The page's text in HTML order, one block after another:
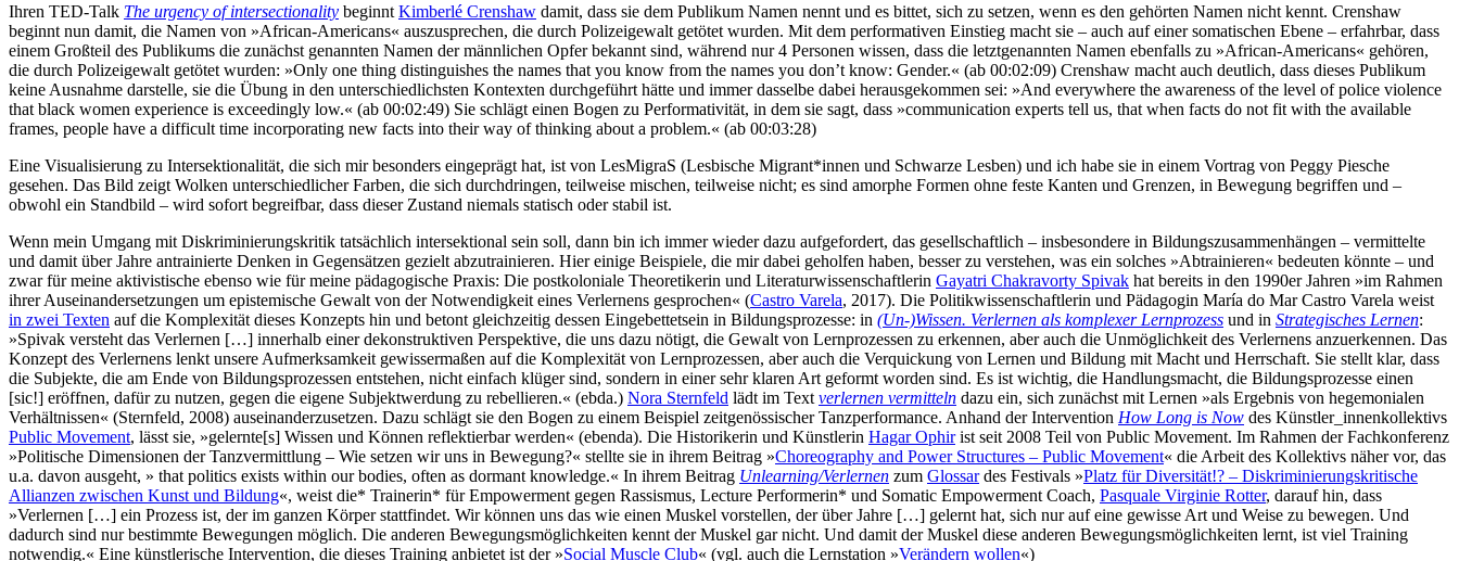
Ihren TED-Talk The urgency of intersectionality beginnt Kimberlé Crenshaw damit, dass sie dem Publikum Namen nennt und es bittet, sich zu setzen, wenn es den gehörten Namen nicht kennt. Crenshaw
beginnt nun damit, die Namen von »African-Americans« auszusprechen, die durch Polizeigewalt getötet wurden. Mit dem performativen Einstieg macht sie – auch auf einer somatischen Ebene – erfahrbar, dass
einem Großteil des Publikums die zunächst genannten Namen der männlichen Opfer bekannt sind, während nur 4 Personen wissen, dass die letztgenannten Namen ebenfalls zu »African-Americans« gehören,
die durch Polizeigewalt getötet wurden: »Only one thing distinguishes the names that you know from the names you don’t know: Gender.« (ab 00:02:09) Crenshaw macht auch deutlich, dass dieses Publikum
keine Ausnahme darstelle, sie die Übung in den unterschiedlichsten Kontexten durchgeführt hätte und immer dasselbe dabei herausgekommen sei: »And everywhere the awareness of the level of police violence
that black women experience is exceedingly low.« (ab 00:02:49) Sie schlägt einen Bogen zu Performativität, in dem sie sagt, dass »communication experts tell us, that when facts do not fit with the available
frames, people have a difficult time incorporating new facts into their way of thinking about a problem.« (ab 00:03:28)
Eine Visualisierung zu Intersektionalität, die sich mir besonders eingeprägt hat, ist von LesMigraS (Lesbische Migrant*innen und Schwarze Lesben) und ich habe sie in einem Vortrag von Peggy Piesche
gesehen. Das Bild zeigt Wolken unterschiedlicher Farben, die sich durchdringen, teilweise mischen, teilweise nicht; es sind amorphe Formen ohne feste Kanten und Grenzen, in Bewegung begriffen und –
obwohl ein Standbild – wird sofort begreifbar, dass dieser Zustand niemals statisch oder stabil ist.
Wenn mein Umgang mit Diskriminierungskritik tatsächlich intersektional sein soll, dann bin ich immer wieder dazu aufgefordert, das gesellschaftlich – insbesondere in Bildungszusammenhängen – vermittelte
und damit über Jahre antrainierte Denken in Gegensätzen gezielt abzutrainieren. Hier einige Beispiele, die mir dabei geholfen haben, besser zu verstehen, was ein solches »Abtrainieren« bedeuten könnte – und
zwar für meine aktivistische ebenso wie für meine pädagogische Praxis: Die postkoloniale Theoretikerin und Literaturwissenschaftlerin Gayatri Chakravorty Spivak hat bereits in den 1990er Jahren »im Rahmen
ihrer Auseinandersetzungen um epistemische Gewalt von der Notwendigkeit eines Verlernens gesprochen« (Castro Varela, 2017). Die Politikwissenschaftlerin und Pädagogin María do Mar Castro Varela weist
in zwei Texten auf die Komplexität dieses Konzepts hin und betont gleichzeitig dessen Eingebettetsein in Bildungsprozesse: in (Un-)Wissen. Verlernen als komplexer Lernprozess und in Strategisches Lernen:
»Spivak versteht das Verlernen […] innerhalb einer dekonstruktiven Perspektive, die uns dazu nötigt, die Gewalt von Lernprozessen zu erkennen, aber auch die Unmöglichkeit des Verlernens anzuerkennen. Das
Konzept des Verlernens lenkt unsere Aufmerksamkeit gewissermaßen auf die Komplexität von Lernprozessen, aber auch die Verquickung von Lernen und Bildung mit Macht und Herrschaft. Sie stellt klar, dass
die Subjekte, die am Ende von Bildungsprozessen entstehen, nicht einfach klüger sind, sondern in einer sehr klaren Art geformt worden sind. Es ist wichtig, die Handlungsmacht, die Bildungsprozesse einen
[sic!] eröffnen, dafür zu nutzen, gegen die eigene Subjektwerdung zu rebellieren.« (ebda.) Nora Sternfeld lädt im Text verlernen vermitteln dazu ein, sich zunächst mit Lernen »als Ergebnis von hegemonialen
Verhältnissen« (Sternfeld, 2008) auseinanderzusetzen. Dazu schlägt sie den Bogen zu einem Beispiel zeitgenössischer Tanzperformance. Anhand der Intervention How Long is Now des Künstler_innenkollektivs
Public Movement, lässt sie, »gelernte[s] Wissen und Können reflektierbar werden« (ebenda). Die Historikerin und Künstlerin Hagar Ophirist seit 2008 Teil von Public Movement. Im Rahmen der Fachkonferenz
»Politische Dimensionen der Tanzvermittlung – Wie setzen wir uns in Bewegung?« stellte sie in ihrem Beitrag »Choreography and Power Structures – Public Movement« die Arbeit des Kollektivs näher vor, das
u.a. davon ausgeht, » that politics exists within our bodies, often as dormant knowledge.« In ihrem Beitrag Unlearning/Verlernen zum Glossardes Festivals »Platz für Diversität!? – Diskriminierungskritische
Allianzen zwischen Kunst und Bildung«, weist die* Trainerin* für Empowerment gegen Rassismus, Lecture Performerin* und Somatic Empowerment Coach, Pasquale Virginie Rotter, darauf hin, dass
»Verlernen […] ein Prozess ist, der im ganzen Körper stattfindet. Wir können uns das wie einen Muskel vorstellen, der über Jahre […] gelernt hat, sich nur auf eine gewisse Art und Weise zu bewegen. Und
dadurch sind nur bestimmte Bewegungen möglich. Die anderen Bewegungsmöglichkeiten kennt der Muskel gar nicht. Und damit der Muskel diese anderen Bewegungsmöglichkeiten lernt, ist viel Training
notwendig.« Eine künstlerische Intervention, die dieses Training anbietet ist der »Social Muscle Club« (vgl. auch die Lernstation »Verändern wollen«)